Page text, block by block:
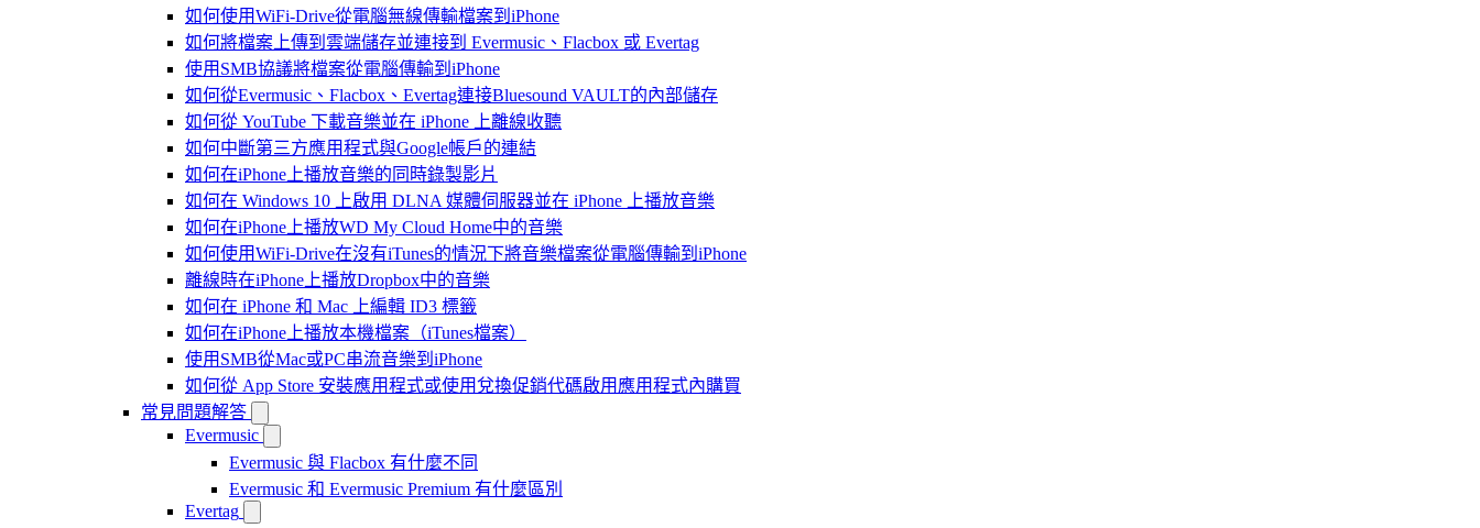
如何使用WiFi-Drive從電腦無線傳輸檔案到iPhone
如何將檔案上傳到雲端儲存並連接到 Evermusic、Flacbox 或 Evertag
使用SMB協議將檔案從電腦傳輸到iPhone
如何從Evermusic、Flacbox、Evertag連接Bluesound VAULT的內部儲存
如何從 YouTube 下載音樂並在 iPhone 上離線收聽
如何中斷第三方應用程式與Google帳戶的連結
如何在iPhone上播放音樂的同時錄製影片
如何在 Windows 10 上啟用 DLNA 媒體伺服器並在 iPhone 上播放音樂
如何在iPhone上播放WD My Cloud Home中的音樂
如何使用WiFi-Drive在沒有iTunes的情況下將音樂檔案從電腦傳輸到iPhone
離線時在iPhone上播放Dropbox中的音樂
如何在 iPhone 和 Mac 上編輯 ID3 標籤
如何在iPhone上播放本機檔案（iTunes檔案）
使用SMB從Mac或PC串流音樂到iPhone
如何從 App Store 安裝應用程式或使用兌換促銷代碼啟用應用程式內購買
常見問題解答
Evermusic
Evermusic 與 Flacbox 有什麼不同
Evermusic 和 Evermusic Premium 有什麼區別
Evertag